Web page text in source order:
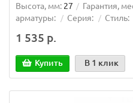
Высота, мм: 27 Гарантия,
арматуры:
Серия: Стиль:
1 535 р.
Купить В 1 клик